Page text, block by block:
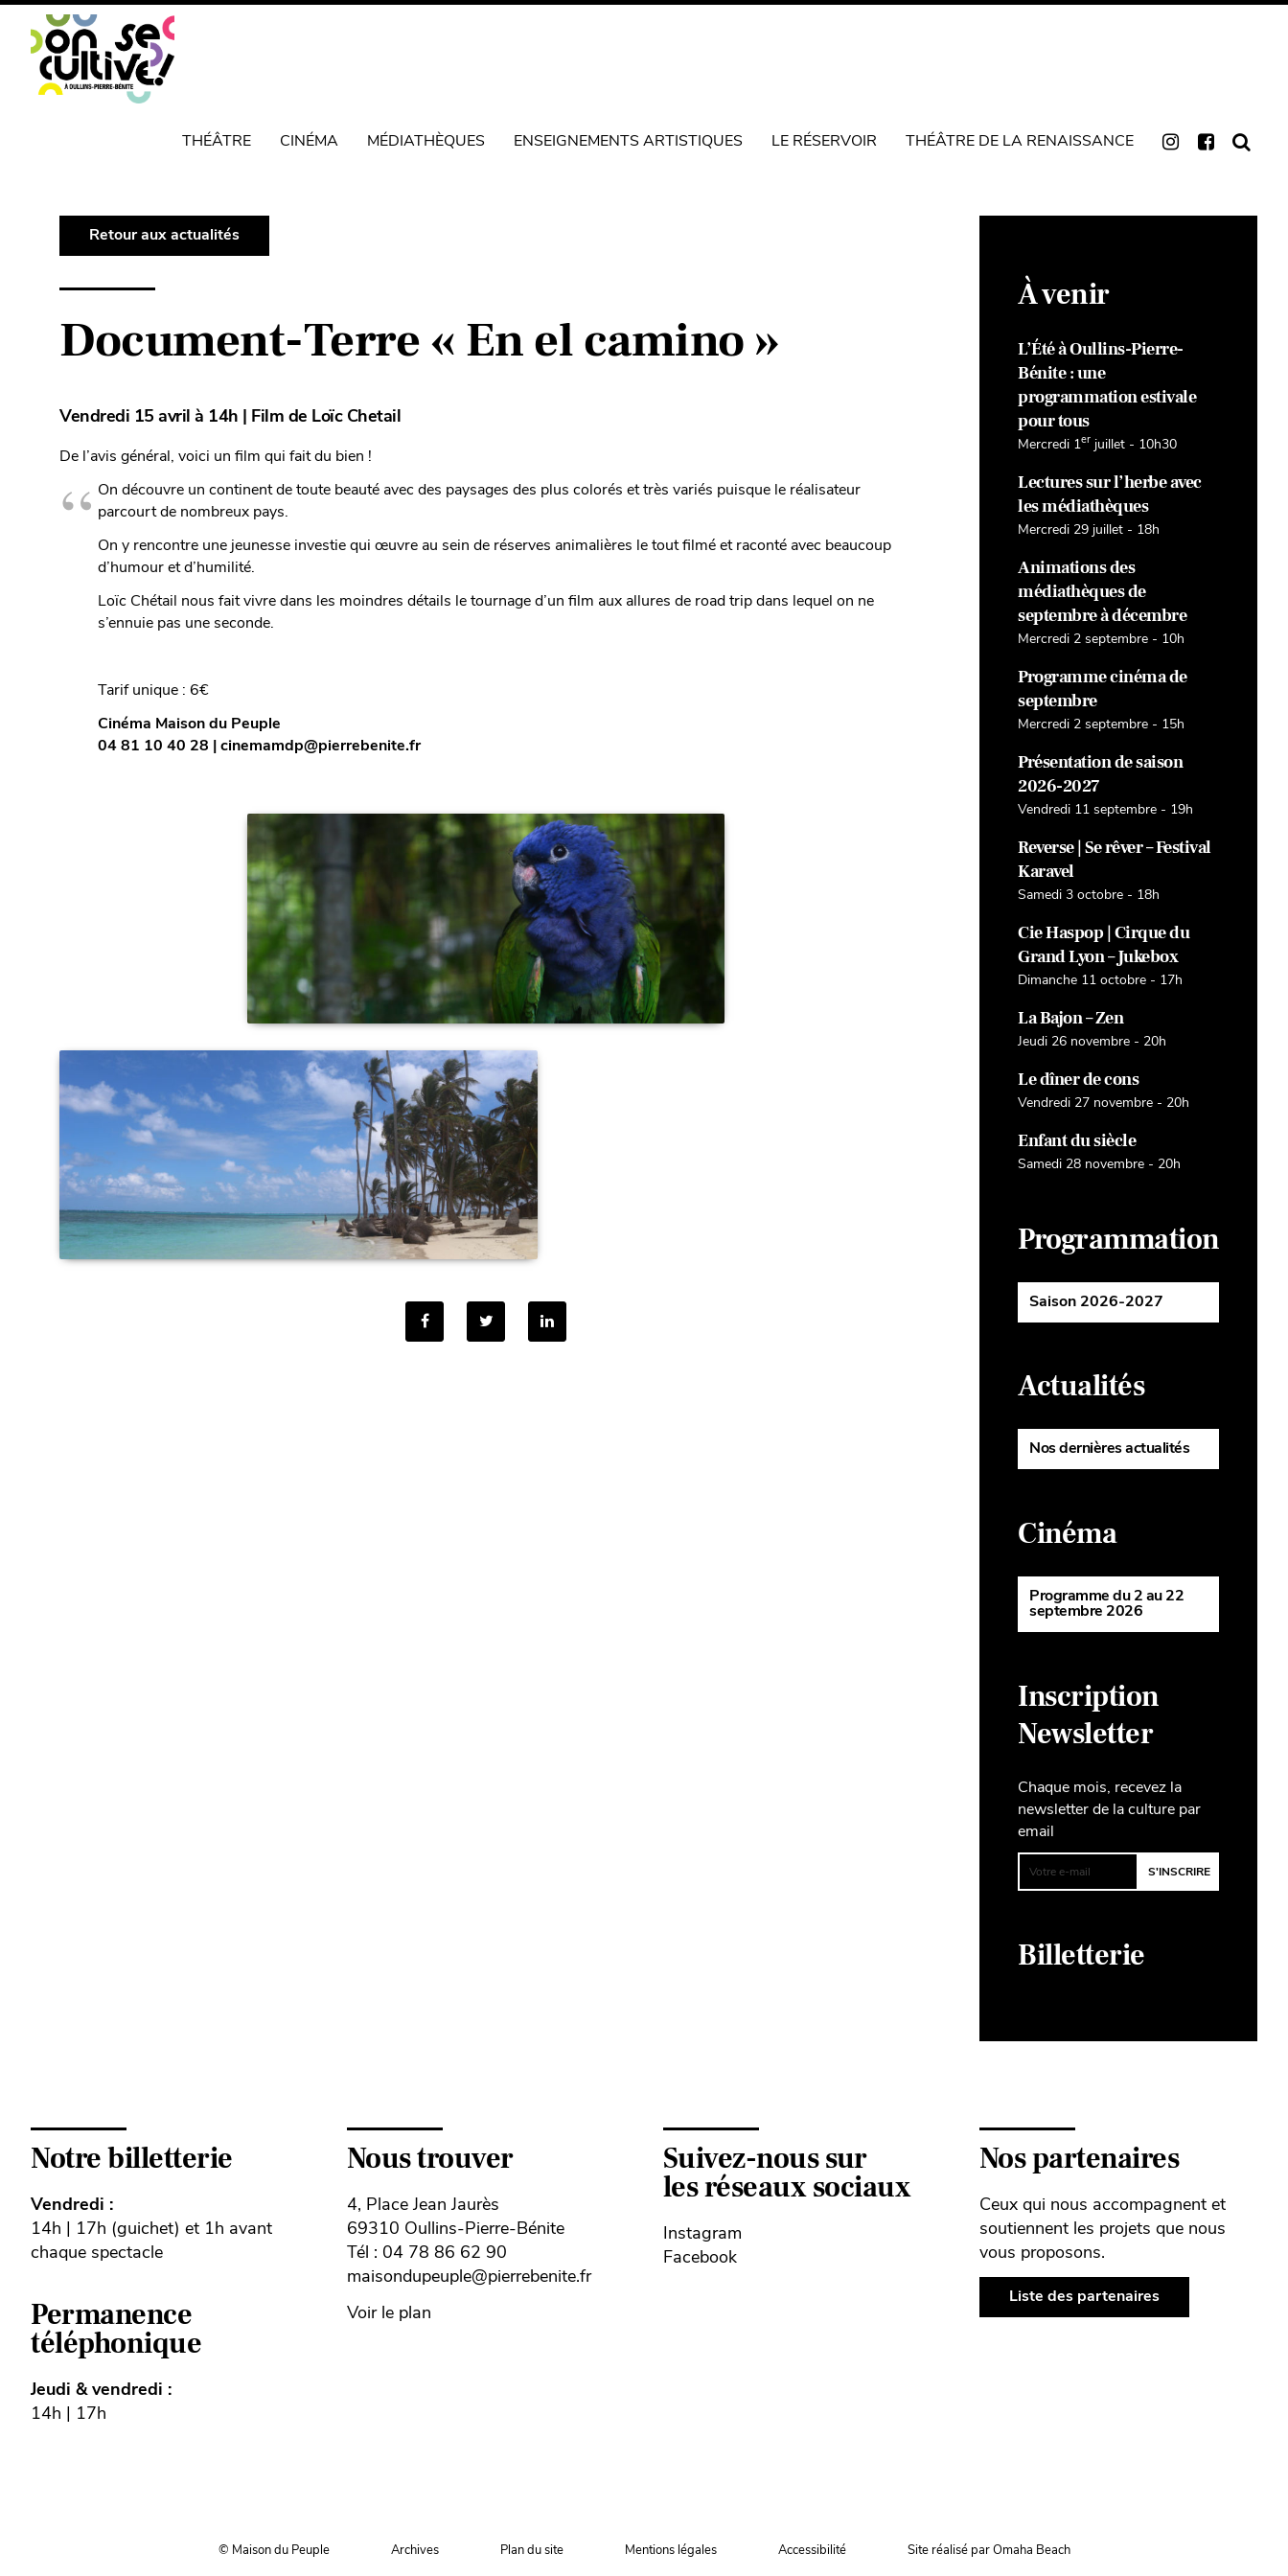
THÉÂTRE CINÉMA MÉDIATHÈQUES ENSEIGNEMENTS ARTISTIQUES LE RÉSERVOIR THÉÂTRE DE LA RENAISSANCE
Retour aux actualités
Document-Terre « En el camino »
Vendredi 15 avril à 14h | Film de Loïc Chetail
De l’avis général, voici un film qui fait du bien !
On découvre un continent de toute beauté avec des paysages des plus colorés et très variés puisque le réalisateur
parcourt de nombreux pays.
On y rencontre une jeunesse investie qui œuvre au sein de réserves animalières le tout filmé et raconté avec beaucoup
d’humour et d’humilité.
Loïc Chétail nous fait vivre dans les moindres détails le tournage d’un film aux allures de road trip dans lequel on ne
s’ennuie pas une seconde.
Tarif unique : 6€
Cinéma Maison du Peuple
04 81 10 40 28 | cinemamdp@pierrebenite.fr
À venir
L’Été à Oullins-Pierre-
Bénite : une
programmation estivale
pour tous
Mercredi 1er juillet - 10h30
Lectures sur l’herbe avec
les médiathèques
Mercredi 29 juillet - 18h
Animations des
médiathèques de
septembre à décembre
Mercredi 2 septembre - 10h
Programme cinéma de
septembre
Mercredi 2 septembre - 15h
Présentation de saison
2026-2027
Vendredi 11 septembre - 19h
Reverse | Se rêver – Festival
Karavel
Samedi 3 octobre - 18h
Cie Haspop | Cirque du
Grand Lyon – Jukebox
Dimanche 11 octobre - 17h
La Bajon – Zen
Jeudi 26 novembre - 20h
Le dîner de cons
Vendredi 27 novembre - 20h
Enfant du siècle
Samedi 28 novembre - 20h
Programmation
Saison 2026-2027
Actualités
Nos dernières actualités
Cinéma
Programme du 2 au 22
septembre 2026
Inscription
Newsletter
Chaque mois, recevez la
newsletter de la culture par
email
Billetterie
Notre billetterie
Vendredi :
14h | 17h (guichet) et 1h avant
chaque spectacle
Permanence
téléphonique
Jeudi & vendredi :
14h | 17h
Nous trouver
4, Place Jean Jaurès
69310 Oullins-Pierre-Bénite
Tél : 04 78 86 62 90
maisondupeuple@pierrebenite.fr
Voir le plan
Suivez-nous sur
les réseaux sociaux
Instagram
Facebook
Nos partenaires
Ceux qui nous accompagnent et
soutiennent les projets que nous
vous proposons.
Liste des partenaires
© Maison du Peuple Archives Plan du site Mentions légales Accessibilité Site réalisé par Omaha Beach